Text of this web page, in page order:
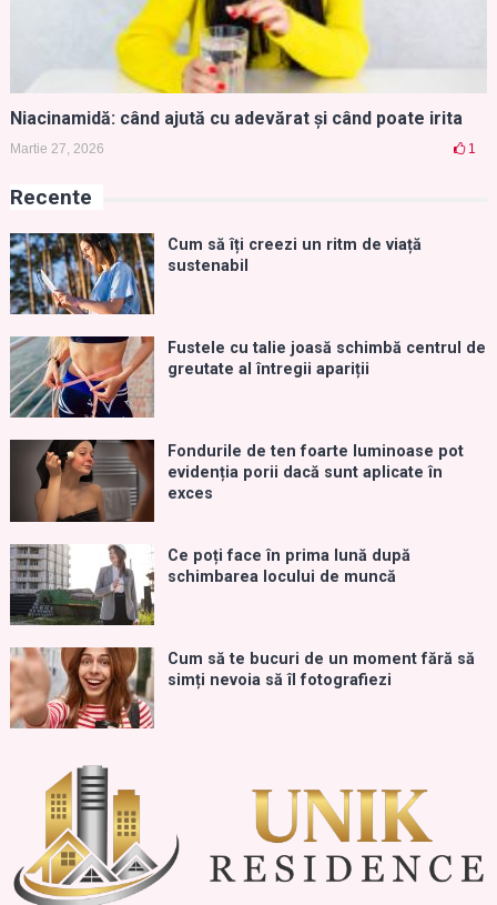
Niacinamidă: când ajută cu adevărat și când poate irita
Martie 27, 2026 1
Recente
Cum să îți creezi un ritm de viață
sustenabil
Fustele cu talie joasă schimbă centrul de
greutate al întregii apariții
Fondurile de ten foarte luminoase pot
evidenția porii dacă sunt aplicate în
exces
Ce poți face în prima lună după
schimbarea locului de muncă
Cum să te bucuri de un moment fără să
simți nevoia să îl fotografiezi